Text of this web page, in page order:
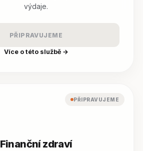
výdaje.
PŘIPRAVUJEME
Více o této službě →
PŘIPRAVUJEME
Finanční zdraví